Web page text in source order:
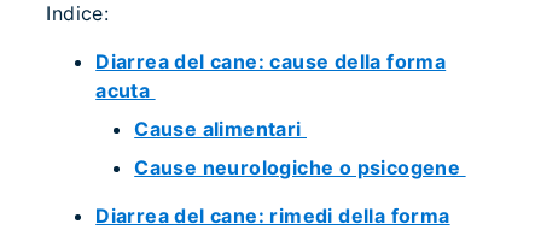
Indice:
Diarrea del cane: cause della forma
acuta
Cause alimentari
Cause neurologiche o psicogene
Diarrea del cane: rimedi della forma